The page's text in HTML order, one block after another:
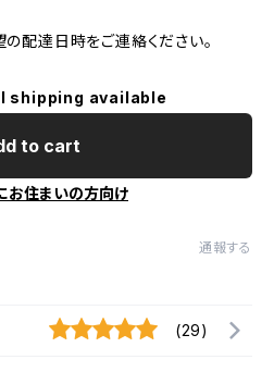
配達日時をご連絡ください。
shipping available
to cart
お住まいの方向け
通報する
(29)